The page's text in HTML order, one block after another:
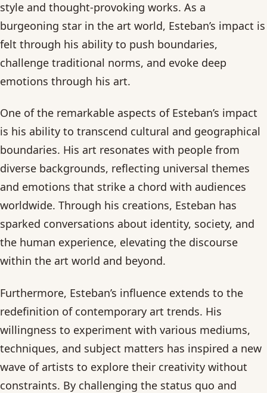
style and thought-provoking works. As a
burgeoning star in the art world, Esteban’s impact is
felt through his ability to push boundaries,
challenge traditional norms, and evoke deep
emotions through his art.
One of the remarkable aspects of Esteban’s impact
is his ability to transcend cultural and geographical
boundaries. His art resonates with people from
diverse backgrounds, reflecting universal themes
and emotions that strike a chord with audiences
worldwide. Through his creations, Esteban has
sparked conversations about identity, society, and
the human experience, elevating the discourse
within the art world and beyond.
Furthermore, Esteban’s influence extends to the
redefinition of contemporary art trends. His
willingness to experiment with various mediums,
techniques, and subject matters has inspired a new
wave of artists to explore their creativity without
constraints. By challenging the status quo and